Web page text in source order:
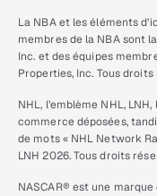
La NBA et les éléments
membres de la NBA sont
Inc. et des équipes
Properties, Inc. Tous droits
NHL, l’emblème NHL,
commerce déposées,
de mots « NHL Network
LNH 2026. Tous droits
NASCAR® est une